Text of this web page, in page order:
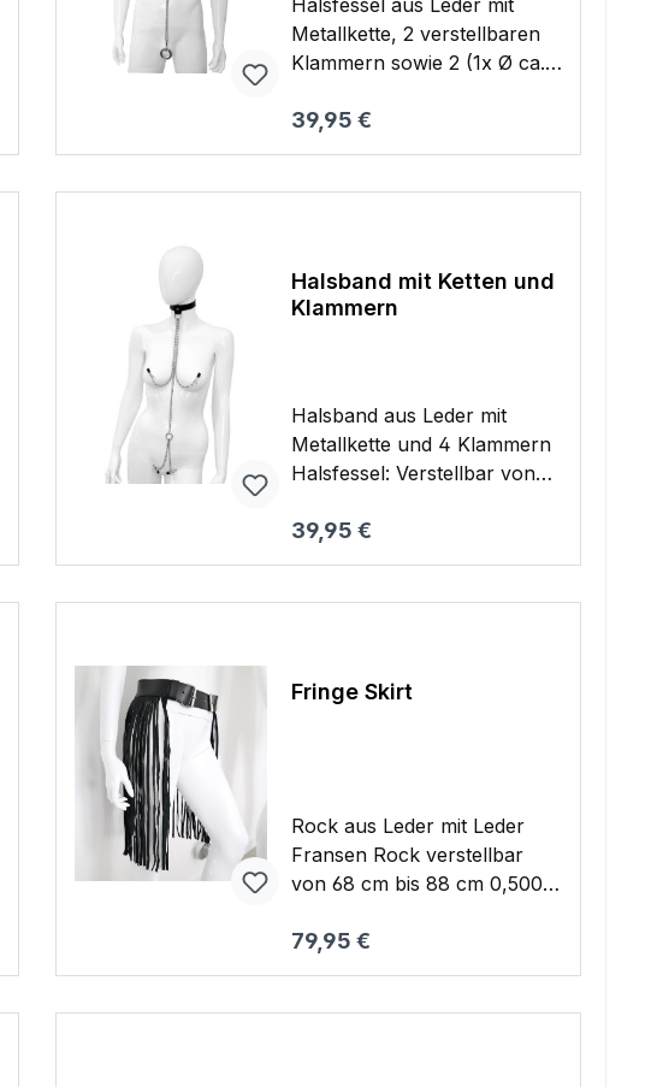
Strumpfhalter sind für
perfekte Passform in der
Polyester, Polyurethan-
Metallkette, 2 verstellbaren
Klammern sowie 2 (1x Ø ca.
bnehmbaren Metall Ringen
Halsfessel: Verstellbar von
Regulärer Preis:
39,95 €
Halsband mit Ketten und
Klammern
Halsband aus Leder mit
Metallkette und 4 Klammern
Halsfessel: Verstellbar von
cm 0,170 kg
Regulärer Preis:
39,95 €
Fringe Skirt
Rock aus Leder mit Leder
Fransen Rock verstellbar
von 68 cm bis 88 cm 0,500
Regulärer Preis:
79,95 €